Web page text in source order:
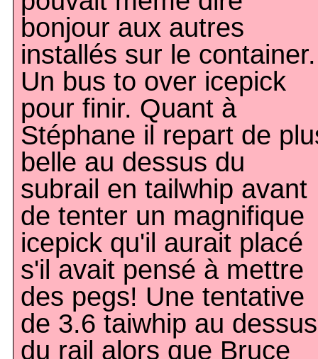
bonjour aux autres
installés sur le container.
Un bus to over icepick
pour finir. Quant à
Stéphane il repart de
belle au dessus du
subrail en tailwhip avant
de tenter un magnifique
icepick qu'il aurait placé
s'il avait pensé à mettre
des pegs! Une tentative
de 3.6 taiwhip au dessus
du rail alors que Bruce